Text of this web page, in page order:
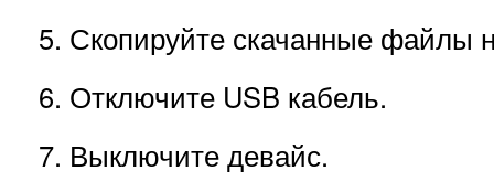
5. Скопируйте скачанные файлы
6. Отключите USB кабель.
7. Выключите девайс.